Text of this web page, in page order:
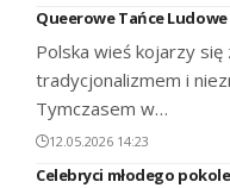
Queerowe Tańce Ludowe
Polska wieś kojarzy się
tradycjonalizmem i
Tymczasem w…
12.05.2026 14:23
Celebryci młodego